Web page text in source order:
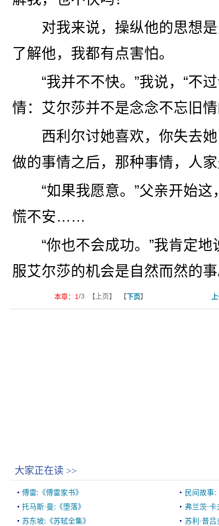
对我来说，操纵他的思想是
了解他，我都有点害怕。
“我并不不快。”我说，“不过
情：艾尔莎并不是念念不忘旧
西利尔讨她喜欢，你失去她
做的事情之后，那种事情，人
“如果我愿意。”父亲开始这
慌不安……
“你也不会成功。”我肯定地
服艾尔莎的机会是自然而然的
本章： 1/3 【上页】 【下页】
大家正在读 >>
傅雷:《傅雷家书》
民间故事:
托马斯·曼:《堕落》
弗兰茨·
苏东坡:《苏轼全集》
苏利·普